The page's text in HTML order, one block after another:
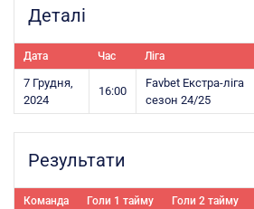
Деталі
Дата Час Ліга
7 Грудня,
2024
16:00
Favbet Екстра-ліга
сезон 24/25
Результати
Команда Голи 1 тайму Голи 2 тайму